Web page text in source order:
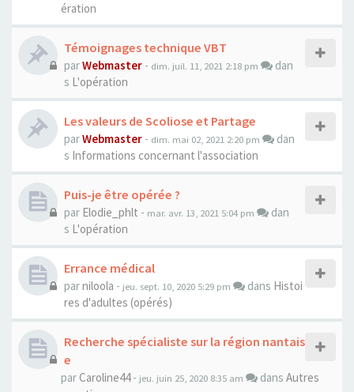
ération
Témoignages technique VBT
parWebmaster - dim. juil. 11, 2021 2:18 pm
dan
s L'opération
Les valeurs de Scoliose et Partage
parWebmaster - dim. mai 02, 2021 2:20 pm
dan
s Informations concernant l'association
Puis-je être opérée ?
par Elodie_phlt - mar. avr. 13, 2021 5:04 pm
dan
s L'opération
Errance médical
parniloola - jeu. sept. 10, 2020 5:29 pm dans Histoi
res d'adultes (opérés)
Recherche spécialiste sur la région nantais
e
par Caroline44- jeu. juin 25, 2020 8:35 am dans Autres